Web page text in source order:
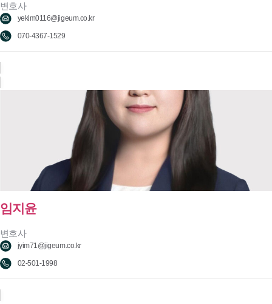
변호사
yekim0116@jigeum.co.kr
070-4367-1529
임지윤
변호사
jyim71@jigeum.co.kr
02-501-1998